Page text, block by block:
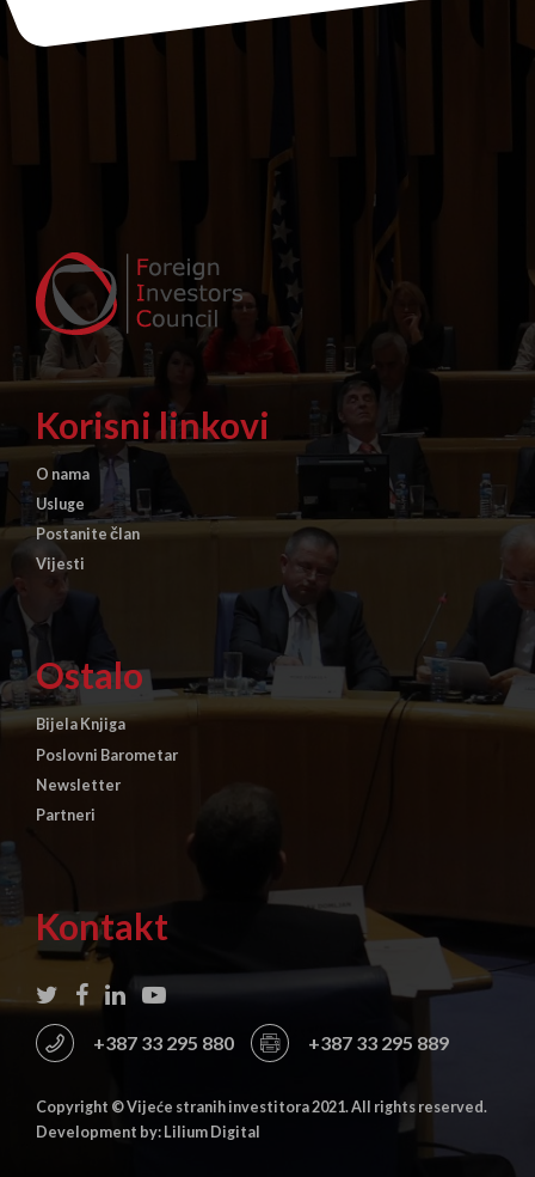
Korisni linkovi
O nama
Usluge
Postanite član
Vijesti
Ostalo
Bijela Knjiga
Poslovni Barometar
Newsletter
Partneri
Kontakt
+387 33 295 880 +387 33 295 889
Copyright © Vijeće stranih investitora 2021. All rights reserved.
Development by: Lilium Digital